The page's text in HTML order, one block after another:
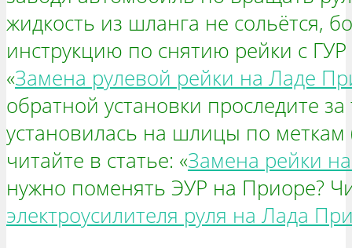
жидкость из шланга не сольётся,
инструкцию по снятию рейки с ГУР
«Замена рулевой рейки на Ладе
обратной установки проследите
установилась на шлицы по
читайте в статье: «Замена рейки
нужно поменять ЭУР на Приоре?
электроусилителя руля на Лада